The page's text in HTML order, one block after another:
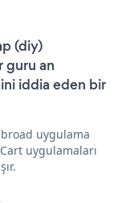
(diy)
guru an
iddia eden bir
uygulama
uygulamaları